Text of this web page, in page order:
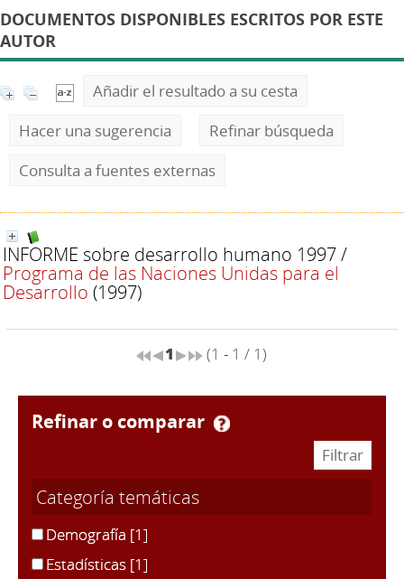
DOCUMENTOS DISPONIBLES ESCRITOS POR ESTE
AUTOR
Añadir el resultado a su cesta
Hacer una sugerencia
Refinar búsqueda
Consulta a fuentes externas
INFORME sobre desarrollo humano 1997/
Programa de las Naciones Unidas para el
Desarrollo (1997)
1 (1 - 1 / 1)
refinar o comparar
Categoría temáticas
Demografía [1]
Estadísticas [1]